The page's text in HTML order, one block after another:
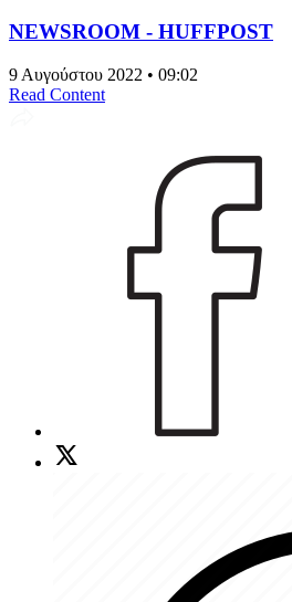
NEWSROOM - HUFFPOST
9 Αυγούστου 2022 • 09:02
Read Content